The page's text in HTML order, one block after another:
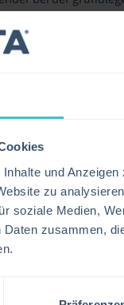
und
zu
soziale Medien,
zusammen,
Entscheidungen
die Entwicklung
Sprache
über
im Einklang mit
zur
System
breitere